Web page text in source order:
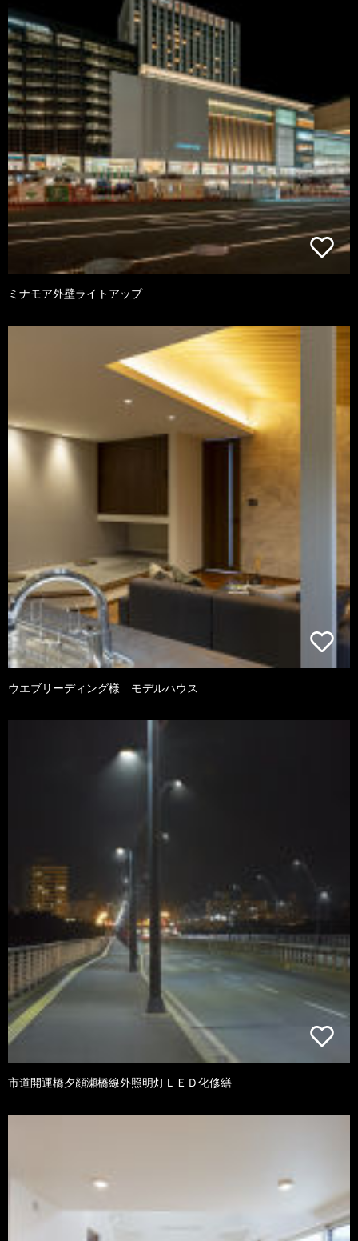
ミナモア外壁ライトアップ
ウエブリーディング様 モデルハウス
市道開運橋夕顔瀬橋線外照明灯ＬＥＤ化修繕